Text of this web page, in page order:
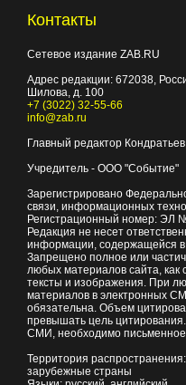
Контакты
Сетевое издание ZAB.RU
Адрес редакции: 672038,
Шилова, д. 100
+7 (3022) 32-55-66
info@zab.ru
Главный редактор
Учредитель - ООО "Событие"
Зарегистрировано
связи, информационных
Регистрационный номер: ЭЛ
Редакция не несет
информации, содержащейся
Запрещено полное или
любых материалов сайта, как
тексты и изображения. При
материалов в электронных
обязательна. Объем
превышать цель
СМИ, необходимо
Территория
зарубежные страны